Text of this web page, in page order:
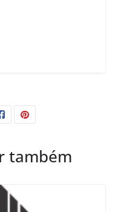
também